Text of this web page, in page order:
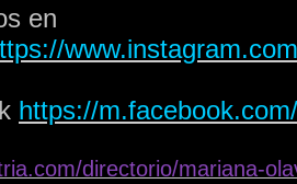
en
https://
directorio/mariana-